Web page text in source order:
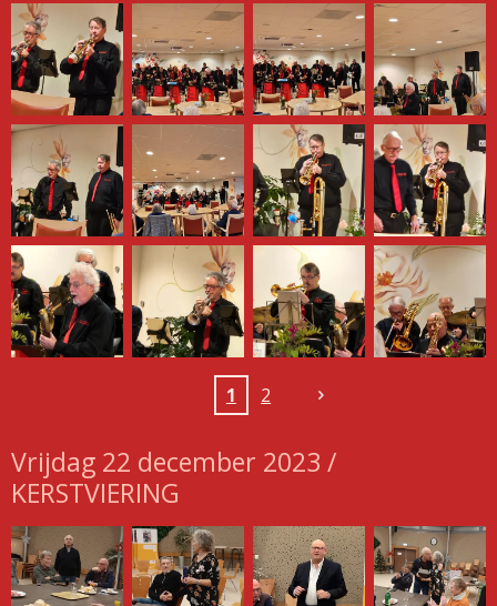
1 2
Vrijdag 22 december 2023 /
KERSTVIERING